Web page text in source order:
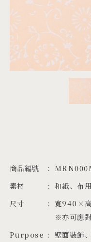
ARTWORK
PROJECTS
商品編號
素材
和紙、布
尺寸
寬940×
※亦可應
Purpose
壁面裝飾